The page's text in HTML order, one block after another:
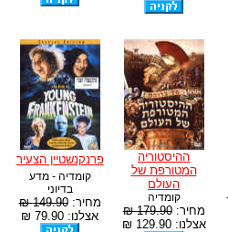
ההיסטוריה
המטורפת של
העולם
קומדיה
מחיר:179.90 ₪
אצלנו: 129.90 ₪
פרנקנשטיין הצעיר
קומדיה - מדע
בדיוני
מחיר:149.90 ₪
אצלנו: 79.90 ₪